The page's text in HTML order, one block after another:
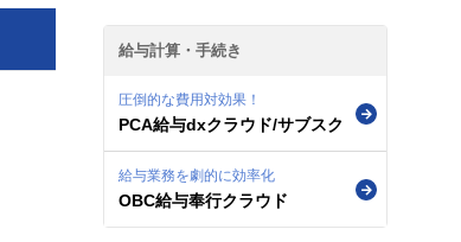
給与計算・手続き
圧倒的な費用対効果！
PCA給与dxクラウド/サブスク
給与業務を劇的に効率化
OBC給与奉行クラウド